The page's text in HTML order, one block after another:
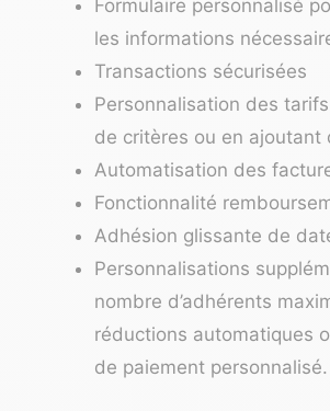
Formulaire personnalisé
les informations
Transactions sécurisées
Personnalisation des
de critères ou en ajoutant
Automatisation des
Fonctionnalité
Adhésion glissante de
Personnalisations
nombre d’adhérents
réductions automatiques
de paiement personnalisé.